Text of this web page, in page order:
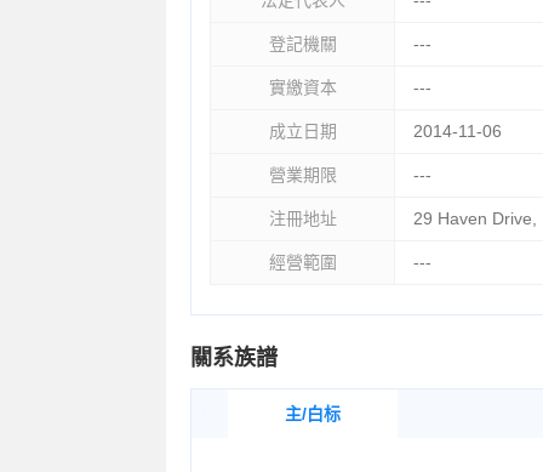
登記機關 ---
實繳資本 ---
成立日期 2014-11-06
營業期限 ---
注冊地址 29 Haven Drive,
經營範圍 ---
關系族譜
主/白标